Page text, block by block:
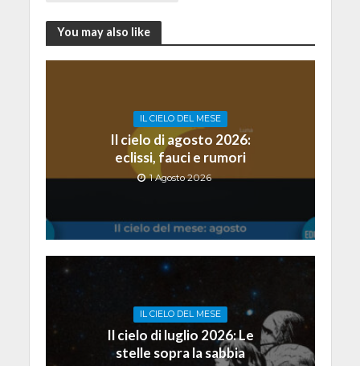
You may also like
IL CIELO DEL MESE
Il cielo di agosto 2026:
eclissi, fauci e rumori
1 Agosto 2026
IL CIELO DEL MESE
Il cielo di luglio 2026: Le
stelle sopra la sabbia